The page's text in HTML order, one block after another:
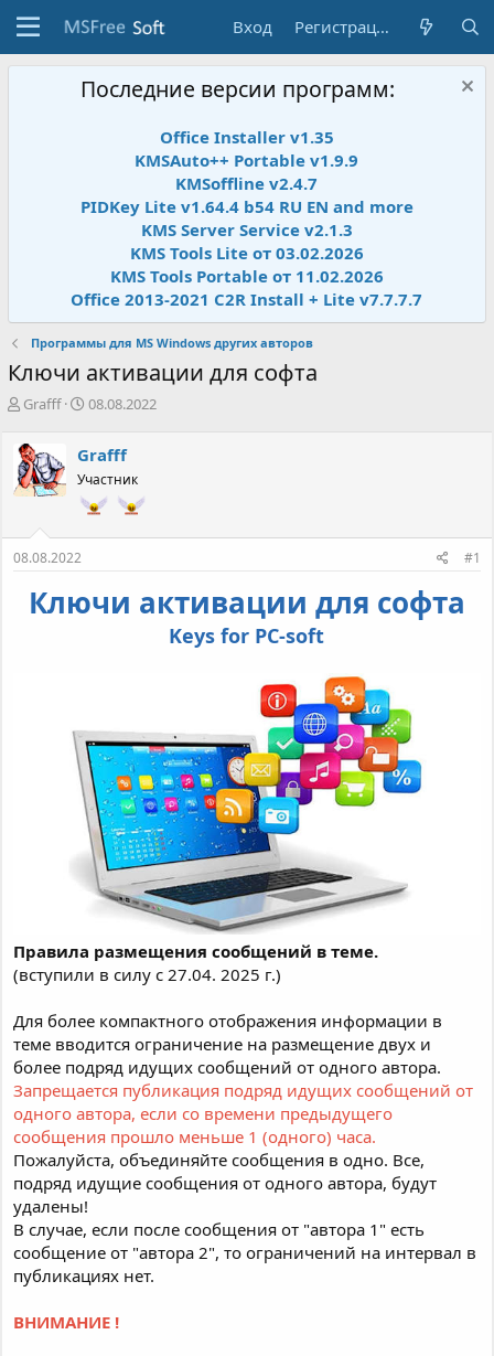
Вход Регистрация
Последние версии программ:
Office Installer v1.35
KMSAuto++ Portable v1.9.9
KMSoffline v2.4.7
PIDKey Lite v1.64.4 b54 RU EN and more
KMS Server Service v2.1.3
KMS Tools Lite от 03.02.2026
KMS Tools Portable от 11.02.2026
Office 2013-2021 C2R Install + Lite v7.7.7.7
Программы для MS Windows других авторов
Ключи активации для софта
А
т
о
р
т
м
ы
Grafff
Д
а
н
а
ч
а
08.08.2022
Grafff
Участник
08.08.2022 #1
Ключи активации для софта
Keys for PC-soft
Правила размещения сообщений в теме.
(вступили в силу с 27.04. 2025 г.)
Для более компактного отображения информации в
теме вводится ограничение на размещение двух и
более подряд идущих сообщений от одного автора.
Запрещается публикация подряд идущих сообщений от
одного автора, если со времени предыдущего
сообщения прошло меньше 1 (одного) часа.
Пожалуйста, объединяйте сообщения в одно. Все,
подряд идущие сообщения от одного автора, будут
удалены!
В случае, если после сообщения от "автора 1" есть
сообщение от "автора 2", то ограничений на интервал в
публикациях нет.
ВНИМАНИЕ !